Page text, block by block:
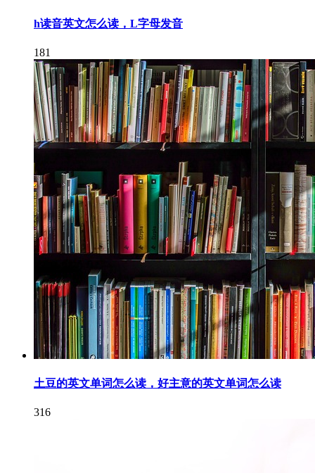
h读音英文怎么读，L字母发音
181
土豆的英文单词怎么读，好主意的英文单词怎么读
316